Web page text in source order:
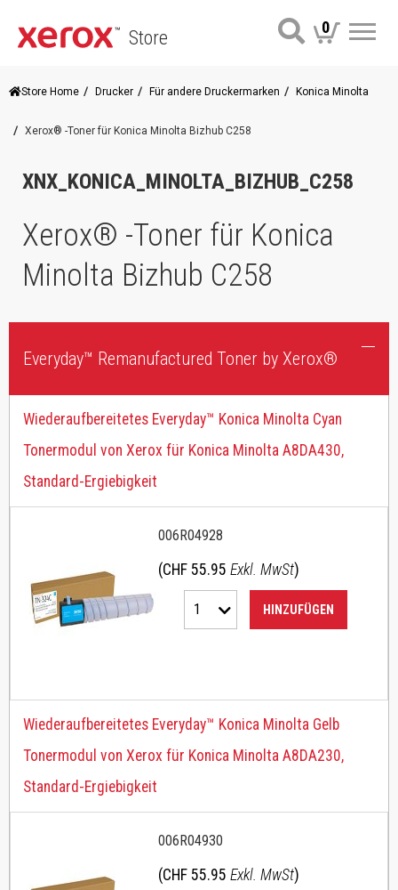
Store 0
Store Home Drucker Für andere Druckermarken Konica Minolta
Xerox® -Toner für Konica Minolta Bizhub C258
XNX_KONICA_MINOLTA_BIZHUB_C258
Xerox® -Toner für Konica
Minolta Bizhub C258
Everyday™ Remanufactured Toner by Xerox®
Wiederaufbereitetes Everyday™ Konica Minolta Cyan
Tonermodul von Xerox für Konica Minolta A8DA430,
Standard-Ergiebigkeit
006R04928
(CHF 55.95 Exkl. MwSt)
1 HINZUFÜGEN
Wiederaufbereitetes Everyday™ Konica Minolta Gelb
Tonermodul von Xerox für Konica Minolta A8DA230,
Standard-Ergiebigkeit
006R04930
(CHF 55.95 Exkl. MwSt)